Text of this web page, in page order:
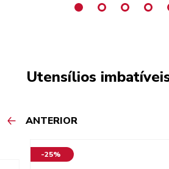
Utensílios
ANTERIOR
-25%